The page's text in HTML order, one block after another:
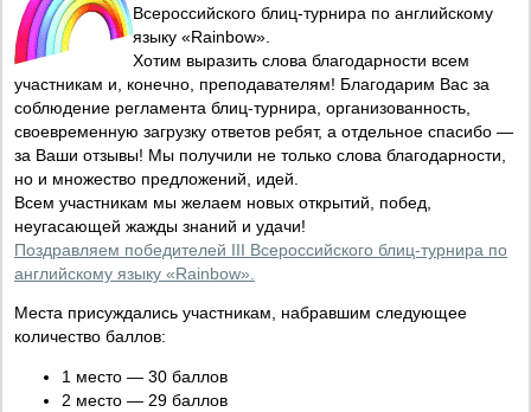
Всероссийского блиц-турнира по английскому
языку «Rainbow».
Хотим выразить слова благодарности всем
участникам и, конечно, преподавателям! Благодарим Вас за
соблюдение регламента блиц-турнира, организованность,
своевременную загрузку ответов ребят, а отдельное спасибо —
за Ваши отзывы! Мы получили не только слова благодарности,
но и множество предложений, идей.
Всем участникам мы желаем новых открытий, побед,
неугасающей жажды знаний и удачи!
Поздравляем победителей III Всероссийского блиц-турнира по
английскому языку «Rainbow».
Места присуждались участникам, набравшим следующее
количество баллов:
1 место — 30 баллов
2 место — 29 баллов